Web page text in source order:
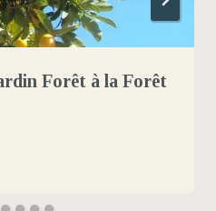
Forêt à la Forêt